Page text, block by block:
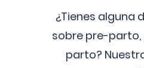
¿Tienes alguna
sobre pre-
parto?